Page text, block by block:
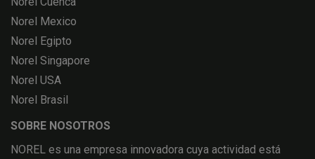
Norel Mexico
Norel Egipto
Norel Singapore
Norel USA
Norel Brasil
SOBRE NOSOTROS
NOREL es una empresa innovadora cuya actividad está